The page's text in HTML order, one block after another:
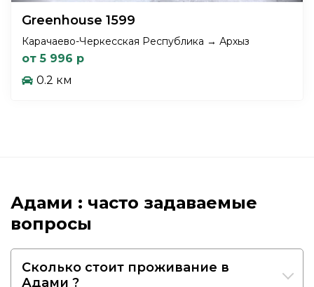
Greenhouse 1599
Карачаево-Черкесская Республика → Архыз
от 5 996 р
0.2 км
Адами : часто задаваемые
вопросы
Сколько стоит проживание в
Адами ?